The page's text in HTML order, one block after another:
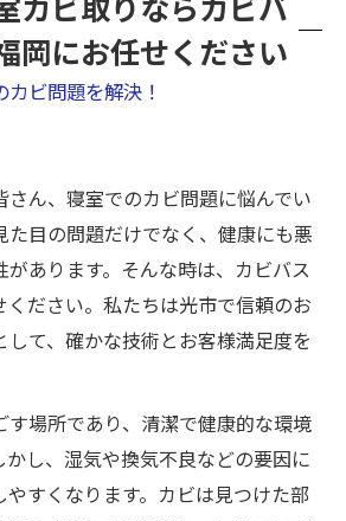
岡にお任せください
ビ問題を解決！
さん、寝室でのカビ問題に悩んでい
た目の問題だけでなく、健康にも悪
があります。そんな時は、カビバス
ください。私たちは光市で信頼のお
して、確かな技術とお客様満足度を
す場所であり、清潔で健康的な環境
し、湿気や換気不良などの要因に
やすくなります。カビは見つけた部